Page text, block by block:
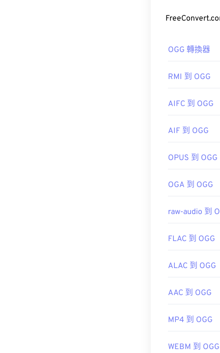
請注意，還有
首次發布：
實用連結：
https://
如何開啟
開啟 OGG 檔
金會
實用連結：
https://
OGG 轉換器
RMI 到 OGG
AIFC 到 OGG
AIF 到 OGG
OPUS 到 OGG
OGA 到 OGG
raw-audio 到
FLAC 到 OGG
ALAC 到 OGG
AAC 到 OGG
MP4 到 OGG
WEBM 到 OGG